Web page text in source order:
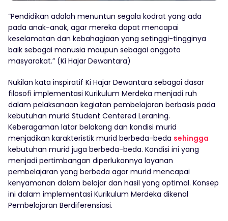
“Pendidikan adalah menuntun segala kodrat yang ada
pada anak-anak, agar mereka dapat mencapai
keselamatan dan kebahagiaan yang setinggi-tingginya
baik sebagai manusia maupun sebagai anggota
masyarakat.” (Ki Hajar Dewantara)
Nukilan kata inspiratif Ki Hajar Dewantara sebagai dasar
filosofi implementasi Kurikulum Merdeka menjadi ruh
dalam pelaksanaan kegiatan pembelajaran berbasis pada
kebutuhan murid Student Centered Leraning.
Keberagaman latar belakang dan kondisi murid
menjadikan karakteristik murid berbeda-beda sehingga
kebutuhan murid juga berbeda-beda. Kondisi ini yang
menjadi pertimbangan diperlukannya layanan
pembelajaran yang berbeda agar murid mencapai
kenyamanan dalam belajar dan hasil yang optimal. Konsep
ini dalam implementasi Kurikulum Merdeka dikenal
Pembelajaran Berdiferensiasi.